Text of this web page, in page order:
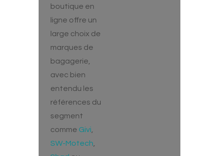
boutique en
ligne offre un
large choix de
marques de
bagagerie,
avec bien
entendu les
références du
segment
comme Givi
SW-Motech